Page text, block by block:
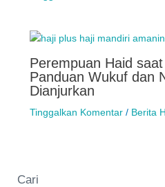
Perempuan Haid
Panduan Wukuf dan
Dianjurkan
Tinggalkan Komentar / Berita
Cari